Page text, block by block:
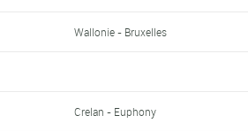
Wallonie - Bruxelles
Crelan - Euphony